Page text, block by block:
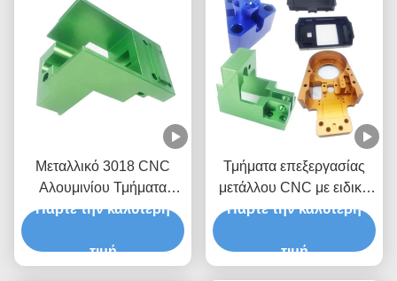
Μεταλλικό 3018 CNC
Αλουμινίου Τμήματα
Τιτανίου Τμήματα
Κατασκευαστής
Πάρτε την καλύτερη
τιμή
Τμήματα επεξεργασίας
μετάλλου CNC με ειδική
επεξεργασία
Πάρτε την καλύτερη
τιμή